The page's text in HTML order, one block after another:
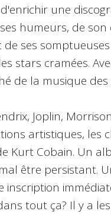
une
humeurs, de
ses
stars cramées.
de la musique
Joplin,
artistiques, les
Kurt Cobain. Un
être persistant.
inscription
tout ça? Il y a